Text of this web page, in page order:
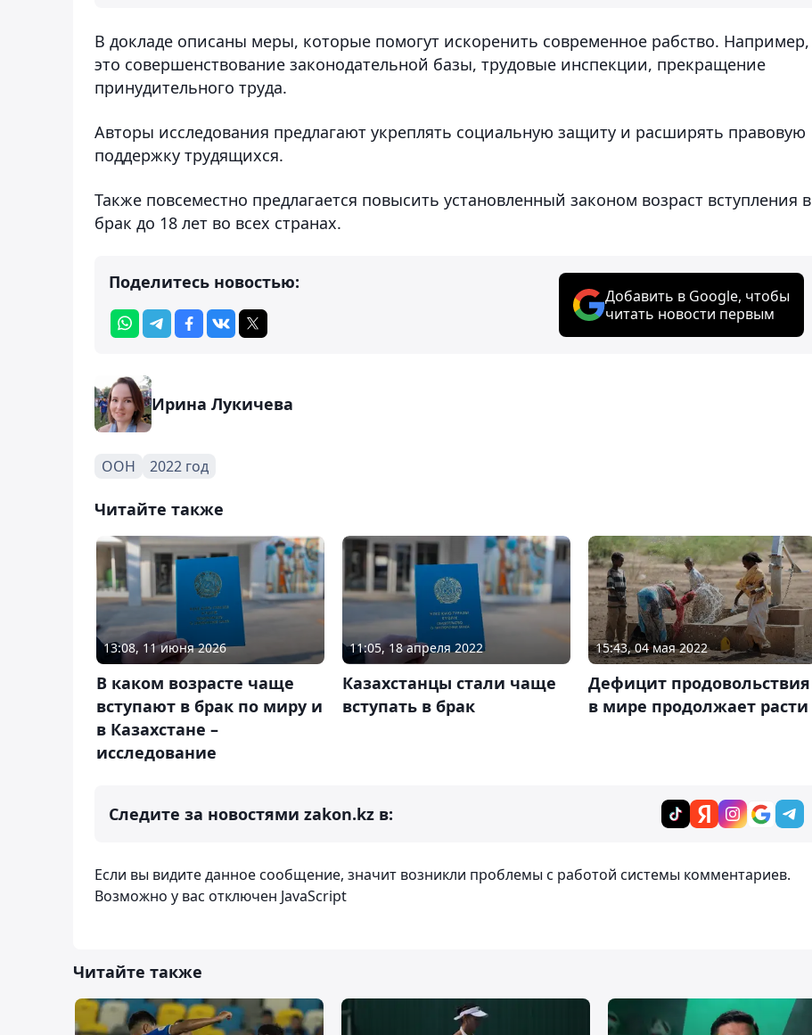
В докладе описаны меры, которые помогут искоренить современное рабство. Например,
это совершенствование законодательной базы, трудовые инспекции, прекращение
принудительного труда.
Авторы исследования предлагают укреплять социальную защиту и расширять правовую
поддержку трудящихся.
Также повсеместно предлагается повысить установленный законом возраст вступления в
брак до 18 лет во всех странах.
Поделитесь новостью:
Добавить в Google, чтобы
читать новости первым
Ирина Лукичева
ООН 2022 год
Читайте также
13:08, 11 июня 2026
В каком возрасте чаще
вступают в брак по миру и
в Казахстане –
исследование
11:05, 18 апреля 2022
Казахстанцы стали чаще
вступать в брак
15:43, 04 мая 2022
Дефицит продовольствия
в мире продолжает расти
Следите за новостями zakon.kz в:
Если вы видите данное сообщение, значит возникли проблемы с работой системы комментариев.
Возможно у вас отключен JavaScript
Читайте также